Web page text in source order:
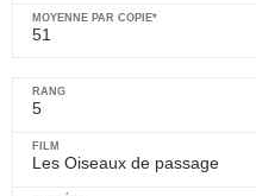
51
5
Les Oiseaux de passage